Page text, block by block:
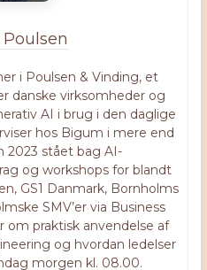
i Poulsen & Vinding, et
danske virksomheder og
AI i brug i den daglige
hos Bigum i mere end
2023 stået bag AI-
og workshops for blandt
GS1 Danmark, Bornholms
SMV’er via Business
om praktisk anvendelse af
og hvordan ledelser
morgen kl. 08.00.